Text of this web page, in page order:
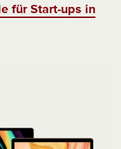
für Start-ups in